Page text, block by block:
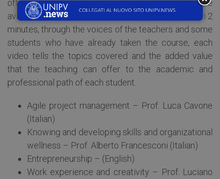
offering are
available. In 2
minutes, through the voices of the teachers and some
students who have already taken the course, each
video tells the topics covered and the added value
that the teaching can offer to the academic and
professional path of each student.
Agile project management – Prof. Luca Cavone
(Italian)
Knowing and developing skills and organizational
wellness – Prof. Alberto Francesconi (Italian)
Entrepreneurship – (English)
Work experience and creativity – Prof. Luciano